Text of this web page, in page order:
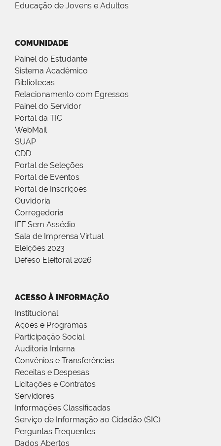
Educação de Jovens e Adultos
COMUNIDADE
Painel do Estudante
Sistema Acadêmico
Bibliotecas
Relacionamento com Egressos
Painel do Servidor
Portal da TIC
WebMail
SUAP
CDD
Portal de Seleções
Portal de Eventos
Portal de Inscrições
Ouvidoria
Corregedoria
IFF Sem Assédio
Sala de Imprensa Virtual
Eleições 2023
Defeso Eleitoral 2026
ACESSO À INFORMAÇÃO
Institucional
Ações e Programas
Participação Social
Auditoria Interna
Convênios e Transferências
Receitas e Despesas
Licitações e Contratos
Servidores
Informações Classificadas
Serviço de Informação ao Cidadão (SIC)
Perguntas Frequentes
Dados Abertos